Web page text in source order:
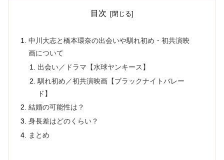
目次
中川大志と橋本環奈の出会いや馴れ初め・初共演映
画について
出会い／ドラマ【水球ヤンキース】
馴れ初め／初共演映画【ブラックナイトバレー
ド】
結婚の可能性は？
身長差はどのくらい？
まとめ